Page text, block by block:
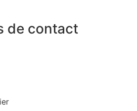
de contact